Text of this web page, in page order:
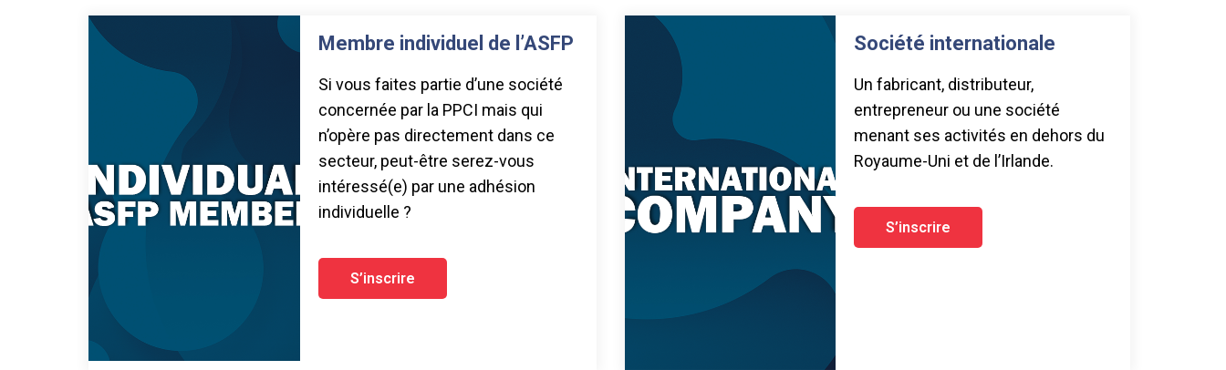
Membre individuel de l’ASFP
Si vous faites partie d’une société
concernée par la PPCI mais qui
n’opère pas directement dans ce
secteur, peut-être serez-vous
intéressé(e) par une adhésion
individuelle ?
S’inscrire
Société internationale
Un fabricant, distributeur,
entrepreneur ou une société
menant ses activités en dehors du
Royaume-Uni et de l’Irlande.
S’inscrire